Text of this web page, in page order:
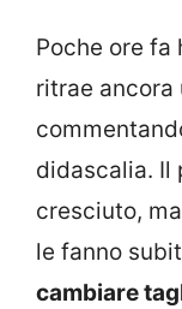
Poche ore fa
ritrae ancora
didascalia. Il
cresciuto,
le fanno
cambiare